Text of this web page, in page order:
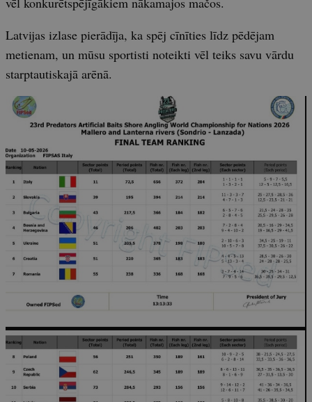
Latvijas izlase pierādīja, ka spēj cīnīties līdz pēdējam
metienam, un mūsu sportisti noteikti vēl teiks savu vārdu
starptautiskajā arēnā.